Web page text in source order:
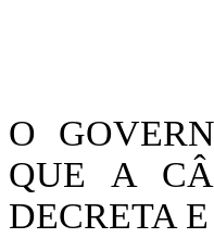
O
QUE A
DECRETA